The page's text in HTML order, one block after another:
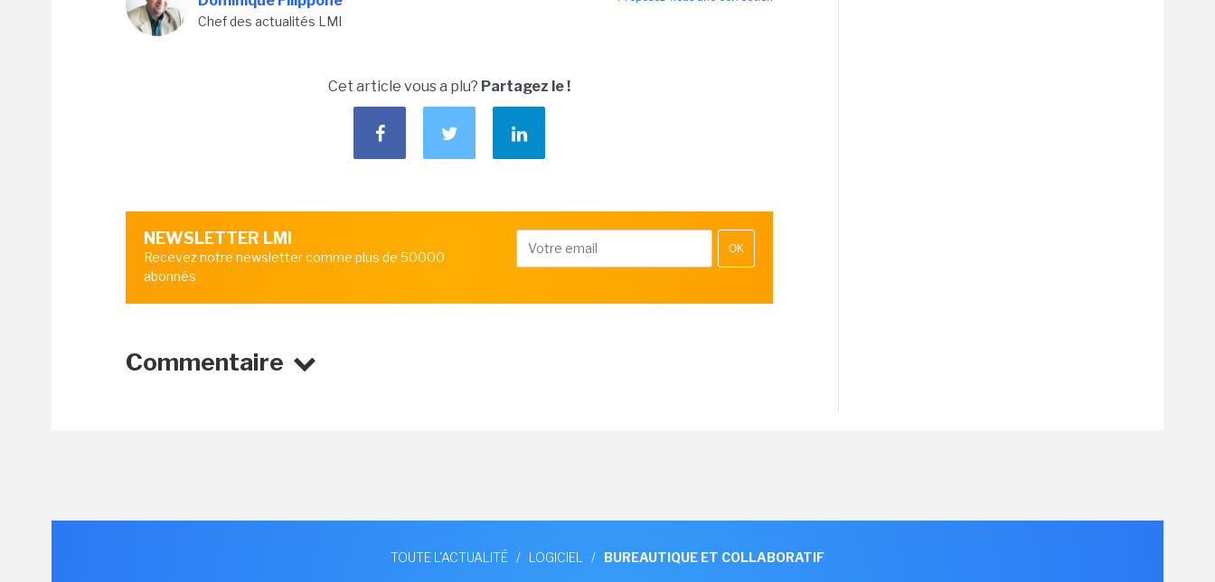
Chef des actualités LMI
Cet article vous a plu? Partagez le !
NEWSLETTER LMI
Recevez notre newsletter comme plus de 50000
abonnés
OK
Commentaire
TOUTE L'ACTUALITÉ / LOGICIEL / BUREAUTIQUE ET COLLABORATIF